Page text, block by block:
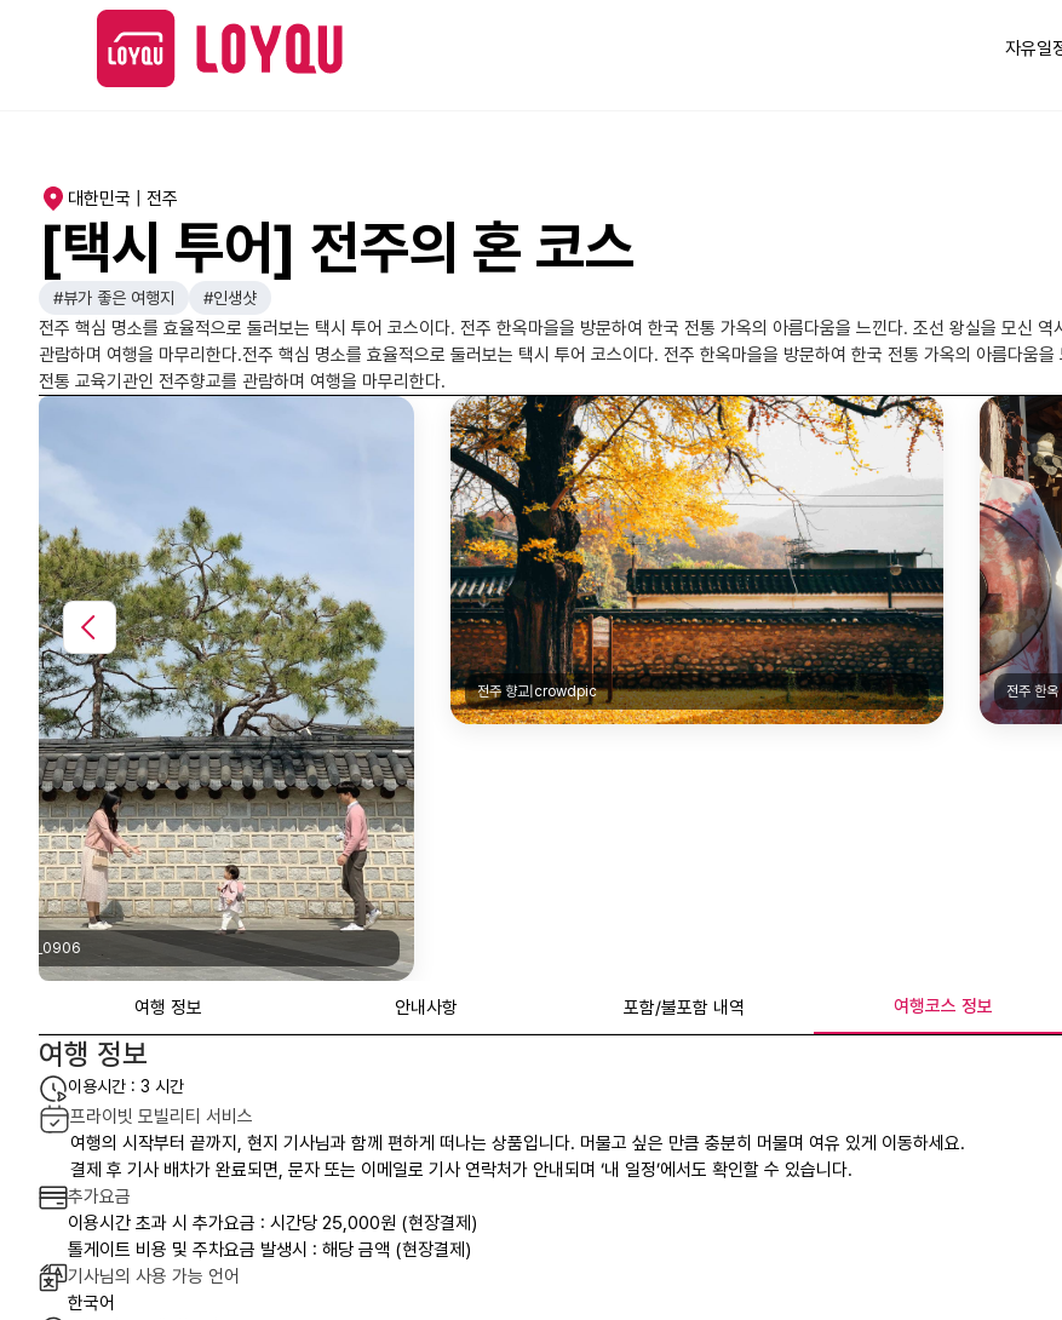
자유일
대한민국 | 전주
[택시 투어] 전주의 혼 코스
#뷰가 좋은 여행지 #인생샷
전주 핵심 명소를 효율적으로 둘러보는 택시 투어 코스이다. 전주 한옥마을을 방문하여 한국 전통 가옥의 아름다움을 느낀다. 조선 왕실을 모신
관람하며 여행을 마무리한다.전주 핵심 명소를 효율적으로 둘러보는 택시 투어 코스이다. 전주 한옥마을을 방문하여 한국 전통 가옥의 아름다움
전통 교육기관인 전주향교를 관람하며 여행을 마무리한다.
전주 향교|crowdpic 전주 한옥 마을|@loyqu.kr
여행 정보 안내사항 포함/불포함 내역 여행코스 정보
여행 정보
이용시간 : 3 시간
프라이빗 모빌리티 서비스
여행의 시작부터 끝까지, 현지 기사님과 함께 편하게 떠나는 상품입니다. 머물고 싶은 만큼 충분히 머물며 여유 있게 이동하세요.
결제 후 기사 배차가 완료되면, 문자 또는 이메일로 기사 연락처가 안내되며 ‘내 일정’에서도 확인할 수 있습니다.
추가요금
이용시간 초과 시 추가요금 : 시간당 25,000원 (현장결제)
톨게이트 비용 및 주차요금 발생시 : 해당 금액 (현장결제)
기사님의 사용 가능 언어